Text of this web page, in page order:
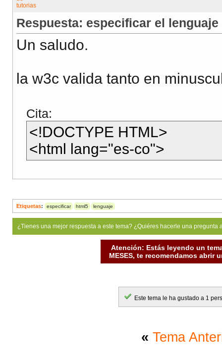
Respuesta: especificar el lenguaje
Un saludo.
la w3c valida tanto en
Cita:
<!DOCTYPE HTML>
<html lang="es-co">
Etiquetas: especificar html5 lenguaje
¿Tienes una mejor respuesta a este tema? ¿Quiéres hacerle una
Atención: Estás leyendo un
MESES, te recomendamos abrir
Este tema le ha gustado a 1
« Tema